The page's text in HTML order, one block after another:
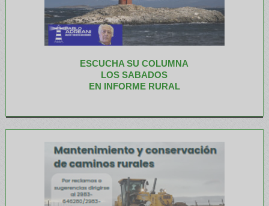
ESCUCHA SU COLUMNA
LOS SABADOS
EN INFORME RURAL